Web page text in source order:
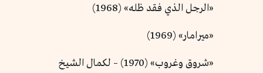
«الرجل الذي فقد ظله» (1968)
«ميرامار» (1969)
«شروق وغروب» (1970) – لكمال الشيخ